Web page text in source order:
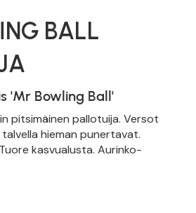
BALL
'Mr Bowling Ball'
pitsimäinen pallotuija. Versot
hieman punertavat.
kasvualusta. Aurinko-